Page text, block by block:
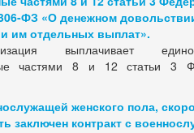
ФЗ «О денежном
им отдельных выплат».
выплачивает
частями 8 и 12 статьи 3
женского пола,
заключен контракт с